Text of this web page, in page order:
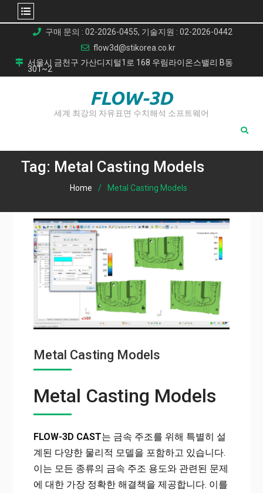
content
구매 문의 : 02-2026-0455, 기술지원 : 02-2026-0442
flow3d@stikorea.co.kr
서울시 금천구 가산디지털1로 168 우림라이온스밸리 B동
301~2
FLOW-3D
세계 최강의 자유표면 수치해석 소프트웨어
Tag: Metal Casting Models
Home Metal Casting Models
Metal Casting Models
Metal Casting Models
FLOW-3D CAST는 금속 주조를 위해 특별히 설
계된 다양한 물리적 모델을 포함하고 있습니다.
이는 모든 종류의 금속 주조 용도와 관련된 문제
에 대한 가장 정확한 해결책을 제공합니다. 이를